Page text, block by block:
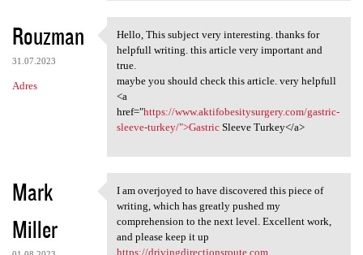
Rouzman
31.07.2023
Adres
Hello, This subject very
Hello, This subject very interesting. thanks for
helpfull writing. this article very important and
true.
maybe you should check this article. very helpfull
<a
href="https://www.aktifobesitysurgery.com/gastric-
sleeve-turkey/">GastricSleeve Turkey</a>
Mark
Miller
I am overjoyed to have
I am overjoyed to have discovered this piece of
writing, which has greatly pushed my
comprehension to the next level. Excellent work,
and please keep it up
https://drivingdirectionsroute.com